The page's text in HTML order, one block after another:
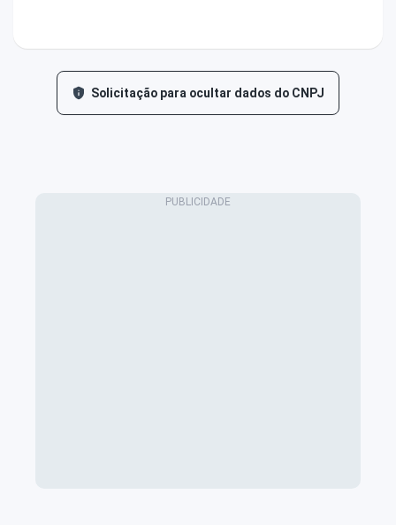
Solicitação para ocultar dados do CNPJ